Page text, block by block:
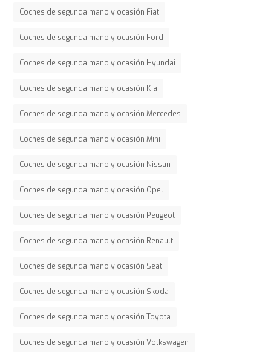
Coches de segunda mano y ocasión Fiat
Coches de segunda mano y ocasión Ford
Coches de segunda mano y ocasión Hyundai
Coches de segunda mano y ocasión Kia
Coches de segunda mano y ocasión Mercedes
Coches de segunda mano y ocasión Mini
Coches de segunda mano y ocasión Nissan
Coches de segunda mano y ocasión Opel
Coches de segunda mano y ocasión Peugeot
Coches de segunda mano y ocasión Renault
Coches de segunda mano y ocasión Seat
Coches de segunda mano y ocasión Skoda
Coches de segunda mano y ocasión Toyota
Coches de segunda mano y ocasión Volkswagen